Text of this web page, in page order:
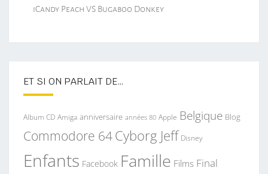
iCandy Peach VS Bugaboo Donkey
ET SI ON PARLAIT DE…
Album CD Amiga anniversaire années 80 Apple Belgique Blog
Commodore 64Cyborg Jeff Disney
Enfants Facebook Famille Films Final